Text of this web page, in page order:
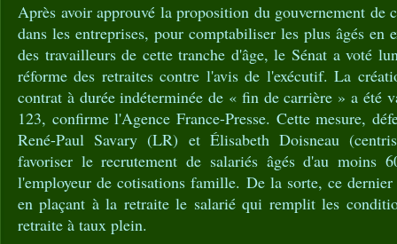
Après avoir approuvé la proposition du gouvernement de
dans les entreprises, pour comptabiliser les plus âgés en
des travailleurs de cette tranche d'âge, le Sénat a voté
réforme des retraites contre l'avis de l'exécutif. La
contrat à durée indéterminée de « fin de carrière » a été
123, confirme l'Agence France-Presse. Cette mesure,
René-Paul Savary (LR) et Élisabeth Doisneau
favoriser le recrutement de salariés âgés d'au moins
l'employeur de cotisations famille. De la sorte, ce
en plaçant à la retraite le salarié qui remplit les
retraite à taux plein.